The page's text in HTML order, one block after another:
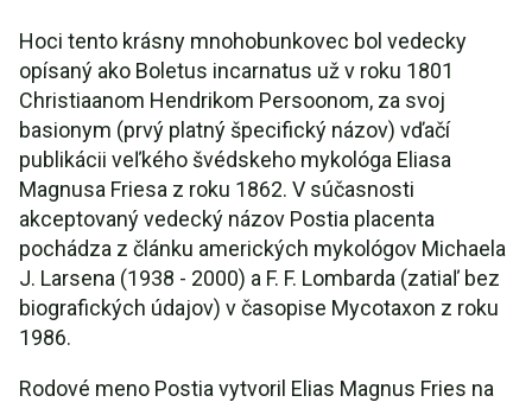
Hoci tento krásny mnohobunkovec bol vedecky
opísaný ako Boletus incarnatus už v roku 1801
Christiaanom Hendrikom Persoonom, za svoj
basionym (prvý platný špecifický názov) vďačí
publikácii veľkého švédskeho mykológa Eliasa
Magnusa Friesa z roku 1862. V súčasnosti
akceptovaný vedecký názov Postia placenta
pochádza z článku amerických mykológov Michaela
J. Larsena (1938 - 2000) a F. F. Lombarda (zatiaľ bez
biografických údajov) v časopise Mycotaxon z roku
1986.
Rodové meno Postia vytvoril Elias Magnus Fries na